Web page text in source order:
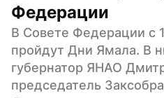
Федерации
В Совете Федерации с
пройдут Дни Ямала. В
губернатор ЯНАО
председатель